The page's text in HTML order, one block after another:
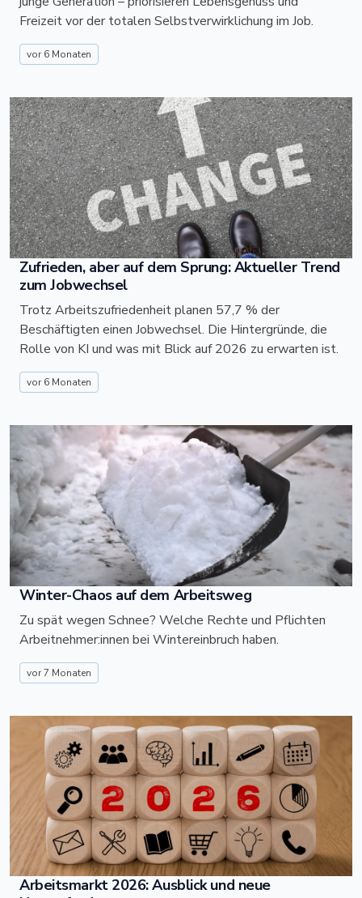
Freizeit vor der totalen Selbstverwirklichung im Job.
vor 6 Monaten
Zufrieden, aber auf dem Sprung: Aktueller Trend
zum Jobwechsel
Trotz Arbeitszufriedenheit planen 57,7 % der
Beschäftigten einen Jobwechsel. Die Hintergründe, die
Rolle von KI und was mit Blick auf 2026 zu erwarten ist.
vor 6 Monaten
Winter-Chaos auf dem Arbeitsweg
Zu spät wegen Schnee? Welche Rechte und Pflichten
Arbeitnehmer:innen bei Wintereinbruch haben.
vor 7 Monaten
Arbeitsmarkt 2026: Ausblick und neue